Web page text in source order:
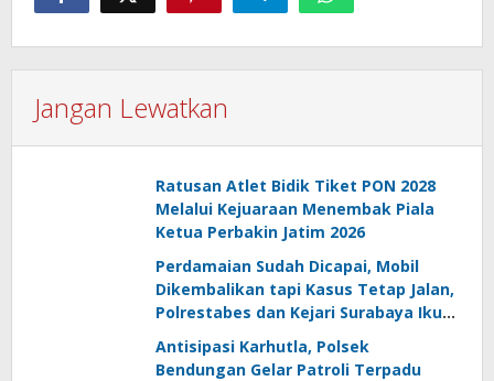
Jangan Lewatkan
Ratusan Atlet Bidik Tiket PON 2028
Melalui Kejuaraan Menembak Piala
Ketua Perbakin Jatim 2026
Perdamaian Sudah Dicapai, Mobil
Dikembalikan tapi Kasus Tetap Jalan,
Polrestabes dan Kejari Surabaya Ikut
Digugat PMH
Antisipasi Karhutla, Polsek
Bendungan Gelar Patroli Terpadu